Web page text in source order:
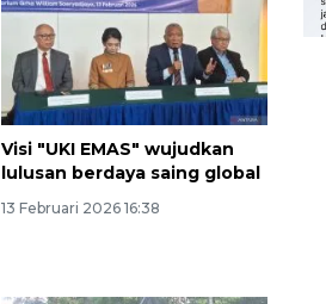
Visi "UKI EMAS" wujudkan
lulusan berdaya saing global
13 Februari 2026 16:38